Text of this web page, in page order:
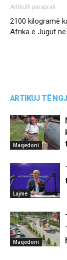
Artikulli paraprak
2100 kilogramë
Afrika e Jugut
ARTIKUJ TË
Maqedoni
Lajme
Maqedoni